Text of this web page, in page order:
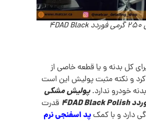
پولیش مشکی 250 گرمی فوردد 4DAD Black
کل بدنه و یا قطعه خاصی از
کرد و نکته مثبت پولیش این است
خودرو ندارد.پولیش مشکی
قدرت
دارد و با کمکپد اسفنجی نرم